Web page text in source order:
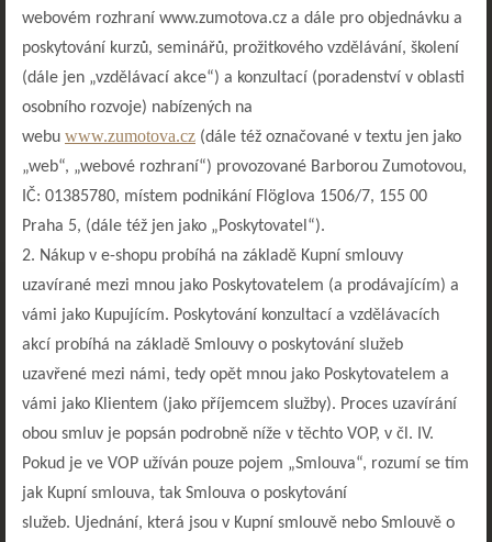
webovém rozhraní www.zumotova.cz a dále pro objednávku a
poskytování kurzů, seminářů, prožitkového vzdělávání, školení
(dále jen „vzdělávací akce“) a konzultací (poradenství v oblasti
osobního rozvoje) nabízených na
webu www.zumotova.cz (dále též označované v textu jen jako
„web“, „webové rozhraní“) provozované Barborou Zumotovou,
IČ: 01385780, místem podnikání Flöglova 1506/7, 155 00
Praha 5, (dále též jen jako „Poskytovatel“).
2. Nákup v e-shopu probíhá na základě Kupní smlouvy
uzavírané mezi mnou jako Poskytovatelem (a prodávajícím) a
vámi jako Kupujícím. Poskytování konzultací a vzdělávacích
akcí probíhá na základě Smlouvy o poskytování služeb
uzavřené mezi námi, tedy opět mnou jako Poskytovatelem a
vámi jako Klientem (jako příjemcem služby). Proces uzavírání
obou smluv je popsán podrobně níže v těchto VOP, v čl. IV.
Pokud je ve VOP užíván pouze pojem „Smlouva“, rozumí se tím
jak Kupní smlouva, tak Smlouva o poskytování
služeb. Ujednání, která jsou v Kupní smlouvě nebo Smlouvě o